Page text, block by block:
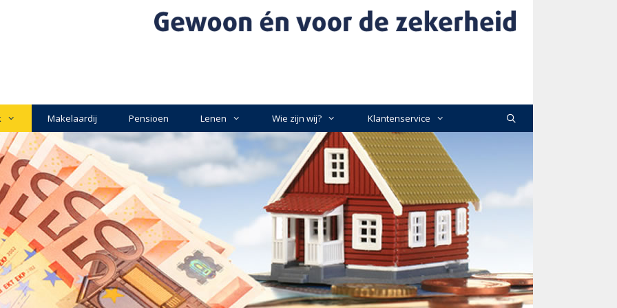
Makelaardij Pensioen Lenen Wie zijn wij? Klantenservice